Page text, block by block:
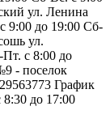
ул. Ленина
9:00 до 19:00 Сб-
ул.
с 8:00 до
- поселок
График
до 17:00